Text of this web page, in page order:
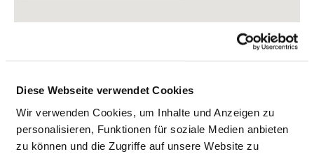
Diese Webseite verwendet Cookies
Wir verwenden Cookies, um Inhalte und Anzeigen zu
personalisieren, Funktionen für soziale Medien anbieten
zu können und die Zugriffe auf unsere Website zu